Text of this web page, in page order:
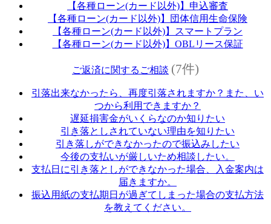
【各種ローン(カード以外)】申込審査
【各種ローン(カード以外)】団体信用生命保険
【各種ローン(カード以外)】スマートプラン
【各種ローン(カード以外)】OBLリース保証
ご返済に関するご相談 (7件)
引落出来なかったら、再度引落されますか？また、い
つから利用できますか？
遅延損害金がいくらなのか知りたい
引き落としされていない理由を知りたい
引き落しができなかったので振込みしたい
今後の支払いが厳しいため相談したい。
支払日に引き落としができなかった場合、入金案内は
届きますか。
振込用紙の支払期日が過ぎてしまった場合の支払方法
を教えてください。